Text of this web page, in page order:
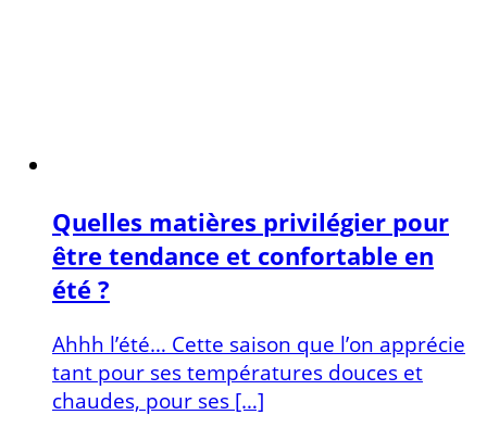
Quelles matières privilégier pour
être tendance et confortable en
été ?
Ahhh l’été… Cette saison que l’on apprécie
tant pour ses températures douces et
chaudes, pour ses […]